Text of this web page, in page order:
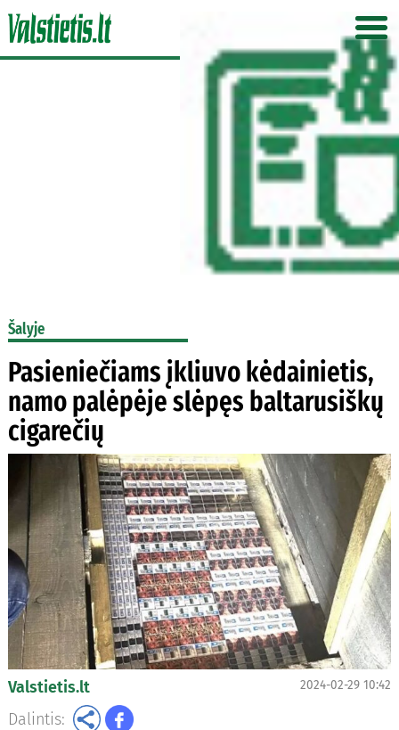
Šalyje
Pasieniečiams įkliuvo kėdainietis,
namo palėpėje slėpęs baltarusiškų
cigarečių
Valstietis.lt 2024-02-29 10:42
Dalintis: